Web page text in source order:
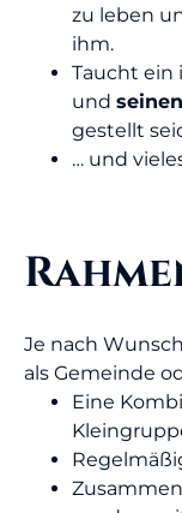
zu leben
ihm.
Taucht ein
und
gestellt
… und
Je nach
als Gemeinde
Eine